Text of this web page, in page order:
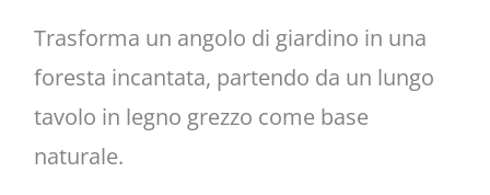
Trasforma un angolo di giardino in una
foresta incantata, partendo da un lungo
tavolo in legno grezzo come base
naturale.